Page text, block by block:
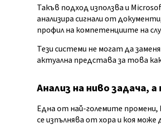
Такъв подход използва и
анализира сигнали от
профил на компетенциите на
Тези системи не могат да
актуална представа за това
Анализ на ниво задача, а
Една от най-големите
се изпълнява от хора и коя